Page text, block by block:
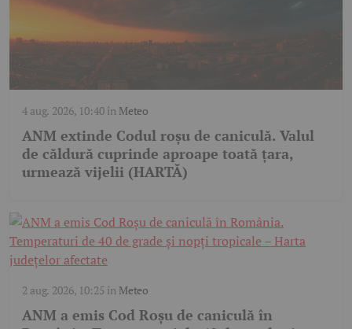
4 aug. 2026, 10:40în Meteo
ANM extinde Codul roșu de caniculă. Valul
de căldură cuprinde aproape toată țara,
urmează vijelii (HARTĂ)
2 aug. 2026, 10:25 în Meteo
ANM a emis Cod Roșu de caniculă în